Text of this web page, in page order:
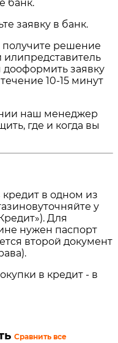
банк.
заявку в банк.
получите решение
илипредставитель
дооформить заявку
10-15 минут
наш менеджер
где и когда вы
в одном из
у
Для
нужен паспорт
второй документ
в кредит - в
Сравнить все